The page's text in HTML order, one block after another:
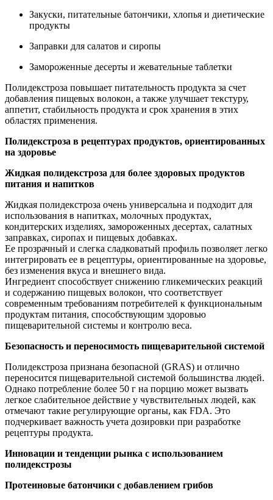
Закуски, питательные батончики, хлопья и диетические
продукты
Заправки для салатов и сиропы
Замороженные десерты и жевательные таблетки
Полидекстроза повышает питательность продукта за счет
добавления пищевых волокон, а также улучшает текстуру,
аппетит, стабильность продукта и срок хранения в этих
областях применения.
Полидекстроза в рецептурах продуктов, ориентированных
на здоровье
Жидкая полидекстроза для более здоровых продуктов
питания и напитков
Жидкая полидекстроза очень универсальна и подходит для
использования в напитках, молочных продуктах,
кондитерских изделиях, замороженных десертах, салатных
заправках, сиропах и пищевых добавках.
Ее прозрачный и слегка сладковатый профиль позволяет легко
интегрировать ее в рецептуры, ориентированные на здоровье,
без изменения вкуса и внешнего вида.
Ингредиент способствует снижению гликемических реакций
и содержанию пищевых волокон, что соответствует
современным требованиям потребителей к функциональным
продуктам питания, способствующим здоровью
пищеварительной системы и контролю веса.
Безопасность и переносимость пищеварительной системой
Полидекстроза признана безопасной (GRAS) и отлично
переносится пищеварительной системой большинства людей.
Однако потребление более 50 г на порцию может вызвать
легкое слабительное действие у чувствительных людей, как
отмечают такие регулирующие органы, как FDA. Это
подчеркивает важность учета дозировки при разработке
рецептуры продукта.
Инновации и тенденции рынка с использованием
полидекстрозы
Протеиновые батончики с добавлением грибов